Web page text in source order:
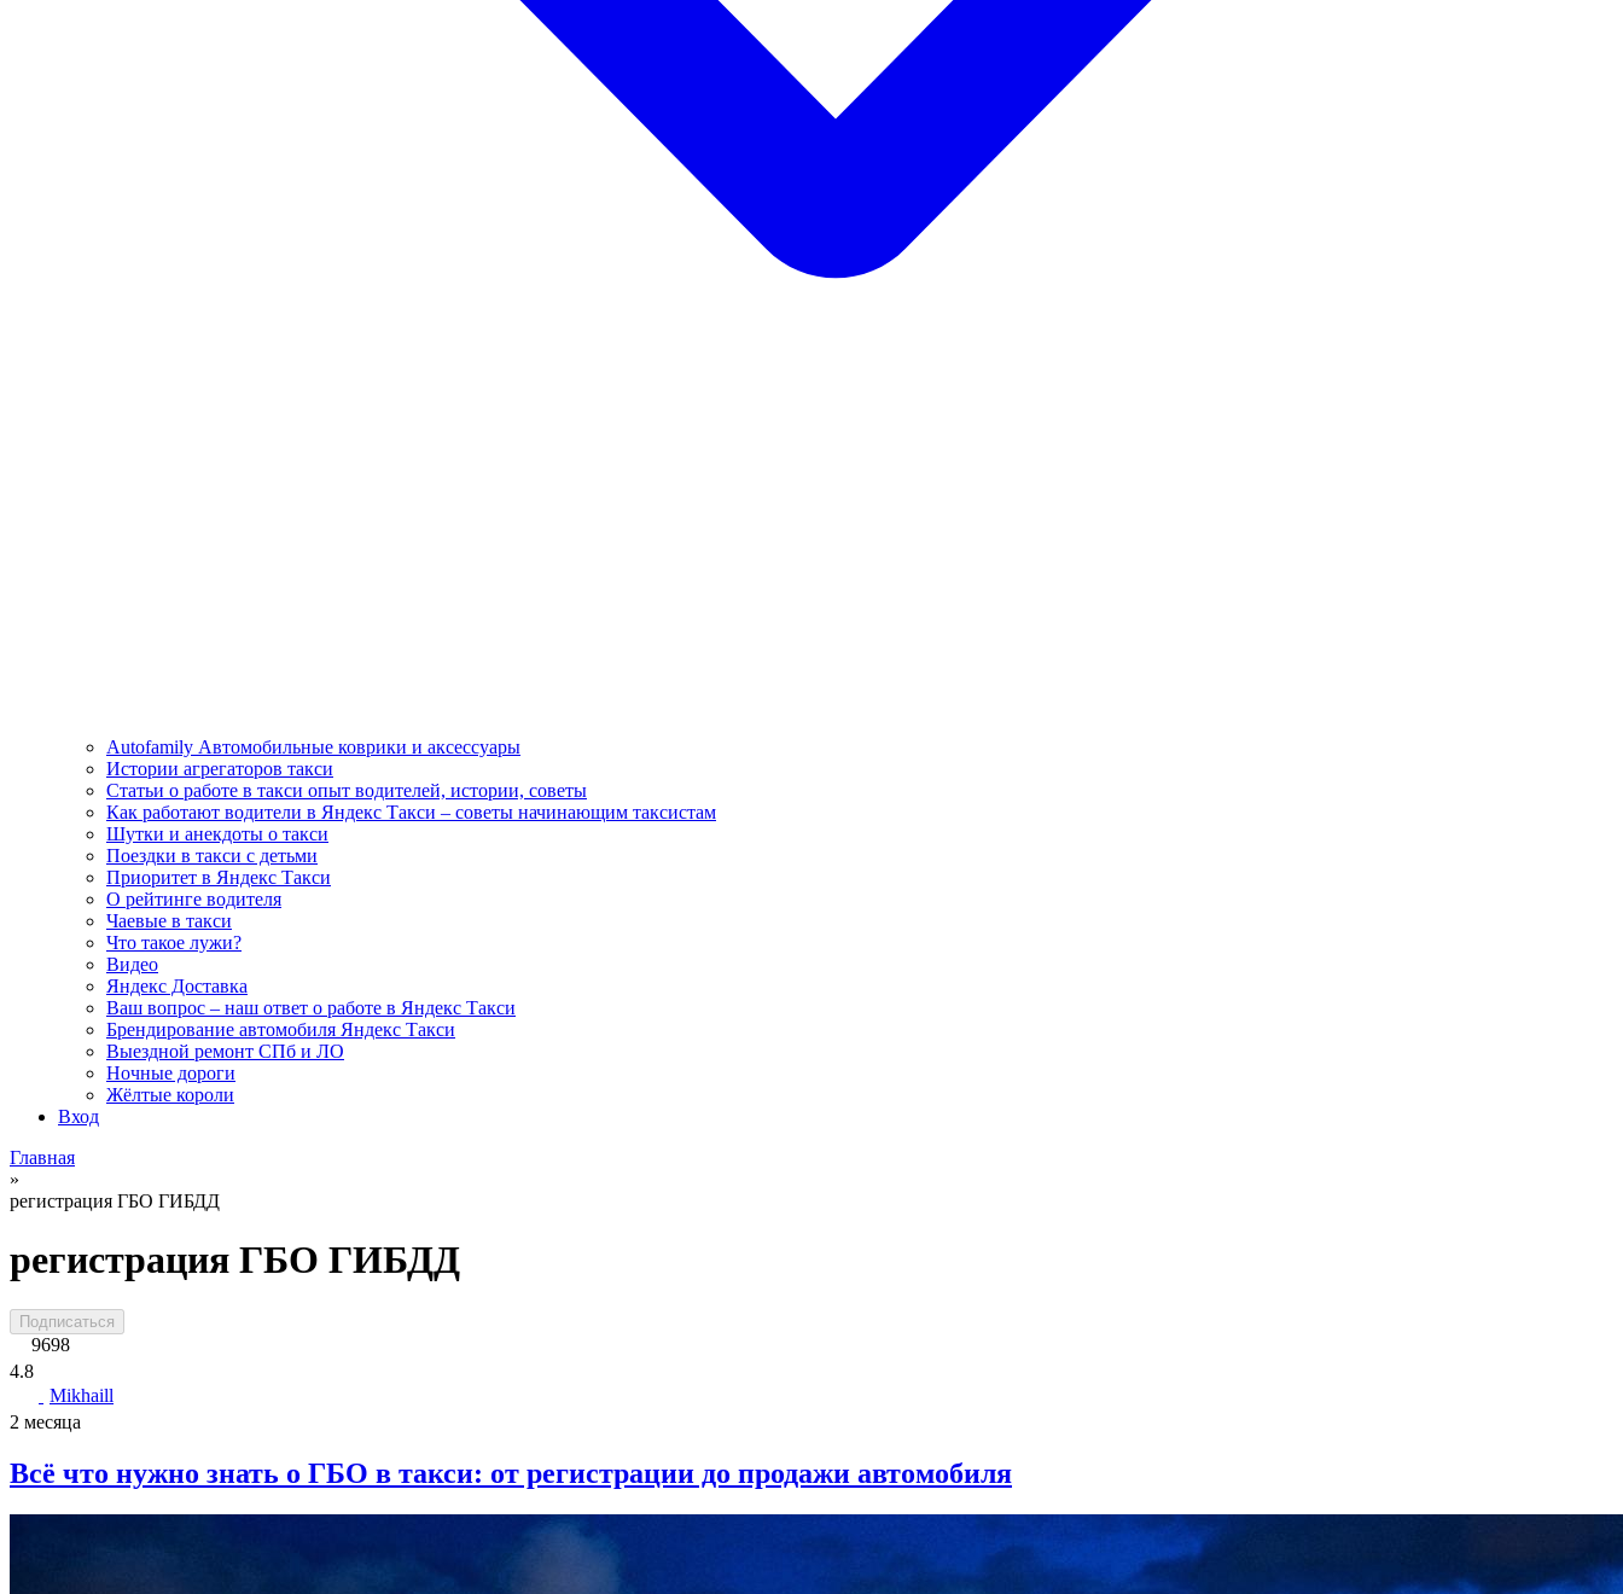
Autofamily Автомобильные коврики и аксессуары
Истории агрегаторов такси
Статьи о работе в такси опыт водителей, истории, советы
Как работают водители в Яндекс Такси – советы начинающим таксистам
Шутки и анекдоты о такси
Поездки в такси с детьми
Приоритет в Яндекс Такси
О рейтинге водителя
Чаевые в такси
Что такое лужи?
Видео
Яндекс Доставка
Ваш вопрос – наш ответ о работе в Яндекс Такси
Брендирование автомобиля Яндекс Такси
Выездной ремонт СПб и ЛО
Ночные дороги
Жёлтые короли
Вход
Главная
»
регистрация ГБО ГИБДД
регистрация ГБО ГИБДД
Подписаться
9698
4.8
Mikhaill
2 месяца
Всё что нужно знать о ГБО в такси: от регистрации до продажи автомобиля